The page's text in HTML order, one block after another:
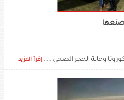
صنعها
وحالة الحجر الصحي ..... إقرأ المزيد